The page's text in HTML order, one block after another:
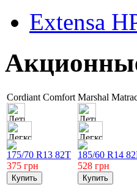
Extensa
Cordiant Comfort
175/70 R13 82T
375 грн
Marshal
185/60 R14
528 грн